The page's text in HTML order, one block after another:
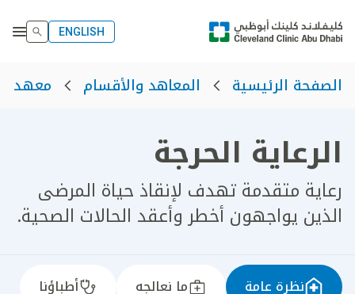
ENGLISH
الصفحة الرئيسية المعاهد والأقسام معهد
الرعاية الحرجة
رعاية متقدمة تهدف لإنقاذ حياة المرضى
الذين يواجهون أخطر وأعقد الحالات الصحية.
نظرة عامة ما نعالجه أطباؤنا